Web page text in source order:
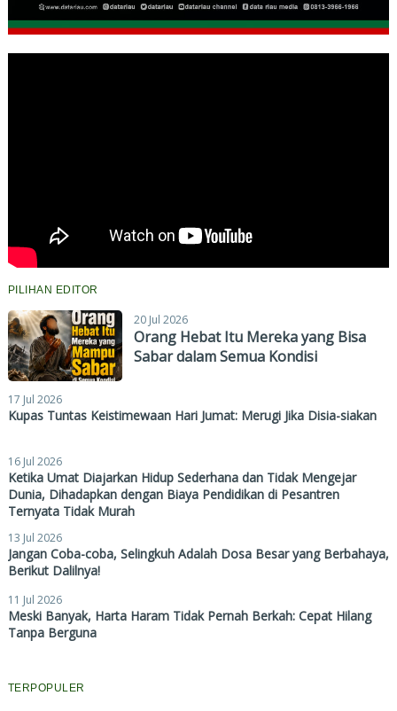
PILIHAN EDITOR
20 Jul 2026
Orang Hebat Itu Mereka yang Bisa
Sabar dalam Semua Kondisi
17 Jul 2026
Kupas Tuntas Keistimewaan Hari Jumat: Merugi Jika Disia-siakan
16 Jul 2026
Ketika Umat Diajarkan Hidup Sederhana dan Tidak Mengejar
Dunia, Dihadapkan dengan Biaya Pendidikan di Pesantren
Ternyata Tidak Murah
13 Jul 2026
Jangan Coba-coba, Selingkuh Adalah Dosa Besar yang Berbahaya,
Berikut Dalilnya!
11 Jul 2026
Meski Banyak, Harta Haram Tidak Pernah Berkah: Cepat Hilang
Tanpa Berguna
TERPOPULER